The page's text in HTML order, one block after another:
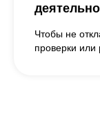
Чтобы не
проверки